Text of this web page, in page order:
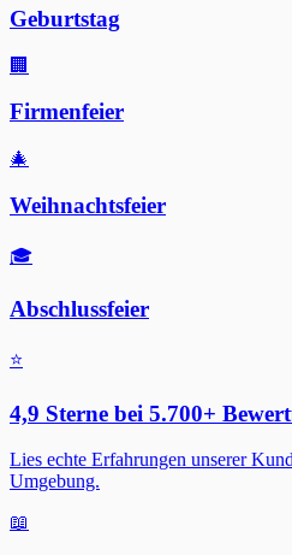
Geburtstag
🏢
Firmenfeier
🎄
Weihnachtsfeier
🎓
Abschlussfeier
⭐
4,9 Sterne bei 5.700+
Lies echte Erfahrungen unserer
Umgebung.
📖